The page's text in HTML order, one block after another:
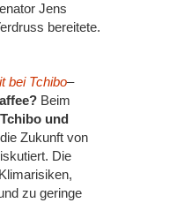
Jens
bereitete.
bei Tchibo–
Beim
und
Zukunft von
Die
zu geringe